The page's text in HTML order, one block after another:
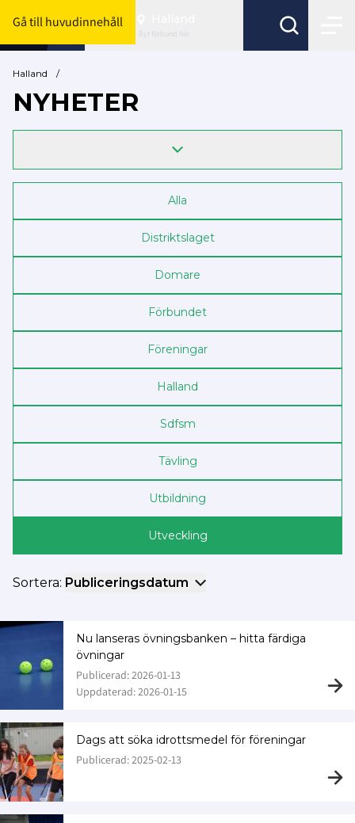
Gå till huvudinnehåll
Byt förbund här
Halland /
NYHETER
Alla
Distriktslaget
Domare
Förbundet
Föreningar
Halland
Sdf­sm
Tävling
Utbildning
Utveckling
Sortera: Publiceringsdatum
Nu lanseras övningsbanken – hitta färdiga
övningar
Publicerad: 2026-01-13
Uppdaterad: 2026-01-15
Dags att söka idrottsmedel för föreningar
Publicerad: 2025-02-13